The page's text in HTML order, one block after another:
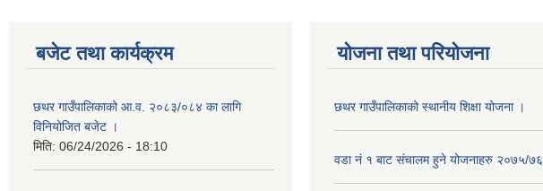
बजेट तथा कार्यक्रम
छथर गाउँपालिकाको आ.व. २०८३/०८४ का लागि
विनियोजित बजेट ।
मिति: 06/24/2026 - 18:10
योजना तथा परियोजना
छथर गाउँपालिकाको स्थानीय शिक्षा योजना ।
वडा नं १ बाट संचालम हुने योजनाहरु २०७५/७६